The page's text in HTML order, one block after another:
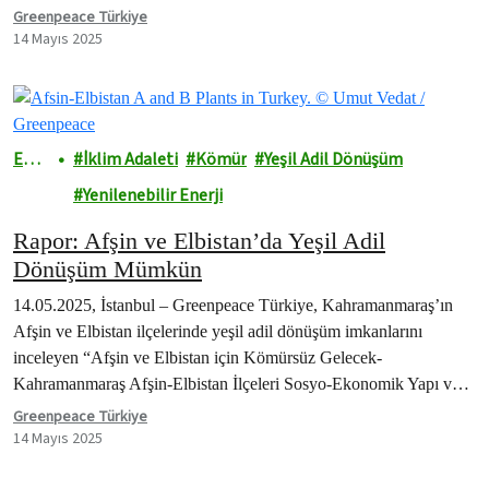
Yeşil Adil Dönüşüm…
Greenpeace Türkiye
14 Mayıs 2025
Ener
İklim Adaleti Kömür
Yeşil Adil Dönüşüm
Yenilenebilir Enerji
Rapor: Afşin ve Elbistan’da Yeşil Adil
Dönüşüm Mümkün
14.05.2025, İstanbul – Greenpeace Türkiye, Kahramanmaraş’ın
Afşin ve Elbistan ilçelerinde yeşil adil dönüşüm imkanlarını
inceleyen “Afşin ve Elbistan için Kömürsüz Gelecek-
Kahramanmaraş Afşin-Elbistan İlçeleri Sosyo-Ekonomik Yapı ve
Yeşil Adil Dönüşüm…
Greenpeace Türkiye
14 Mayıs 2025